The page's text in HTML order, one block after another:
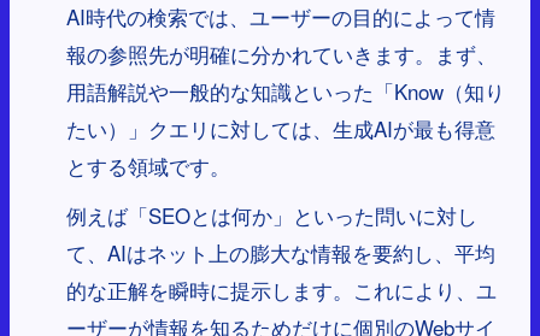
AI時代の検索では、ユーザーの目的によって情
報の参照先が明確に分かれていきます。まず、
用語解説や一般的な知識といった「Know（知り
たい）」クエリに対しては、生成AIが最も得意
とする領域です。
例えば「SEOとは何か」といった問いに対し
て、AIはネット上の膨大な情報を要約し、平均
的な正解を瞬時に提示します。これにより、ユ
ーザーが情報を知るためだけに個別のWebサイ